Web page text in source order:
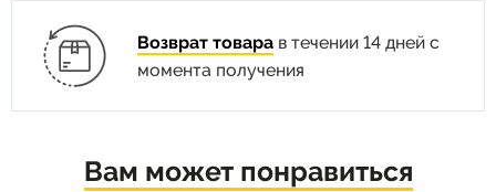
Возврат товарав течении 14 дней с
момента получения
Вам может понравиться